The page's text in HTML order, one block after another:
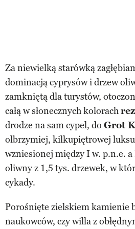
Za niewielką starówką
dominacją cyprysów i drzew
zamkniętą dla turystów,
całą w słonecznych kolorach
drodze na sam cypel, do Grot
olbrzymiej, kilkupiętrowej
wzniesionej między I w. p.n.e. a
oliwny z 1,5 tys. drzewek, w
cykady.
Porośnięte zielskiem kamienie
naukowców, czy willa z